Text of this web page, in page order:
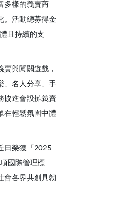
多樣的義賣商
。活動總募得金
且持續的支
與闖關遊戲，
、名人分享、手
協進會設攤義賣
在輕鬆氛圍中體
日榮獲「2025
國際管理標
會各界共創具韌